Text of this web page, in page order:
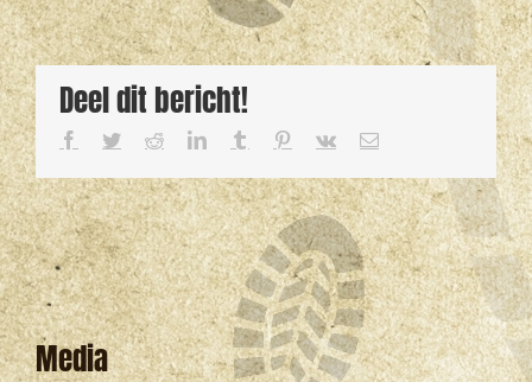
Deel dit bericht!
Facebook
TwitterRedditLinkedInTumblr Pinterest
Vk
E-
Media